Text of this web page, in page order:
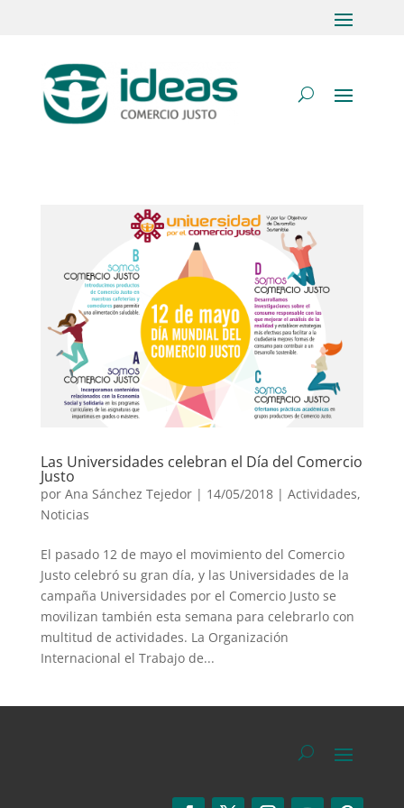
Las Universidades celebran el Día del Comercio
Justo
por Ana Sánchez Tejedor| 14/05/2018 | Actividades,
Noticias
El pasado 12 de mayo el movimiento del Comercio
Justo celebró su gran día, y las Universidades de la
campaña Universidades por el Comercio Justo se
movilizan también esta semana para celebrarlo con
multitud de actividades. La Organización
Internacional el Trabajo de...